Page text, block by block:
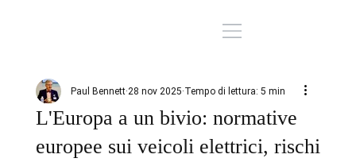
L'Europa a un bivio: normative
europee sui veicoli elettrici, rischi
Paul Bennett 28 nov 2025 Tempo di lettura: 5 min